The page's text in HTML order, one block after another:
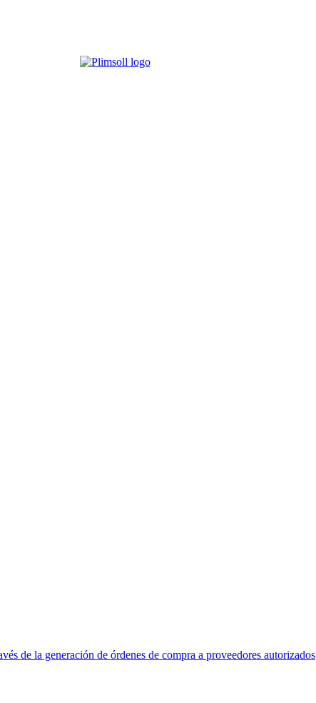
de la generación de órdenes de compra a proveedores autorizados